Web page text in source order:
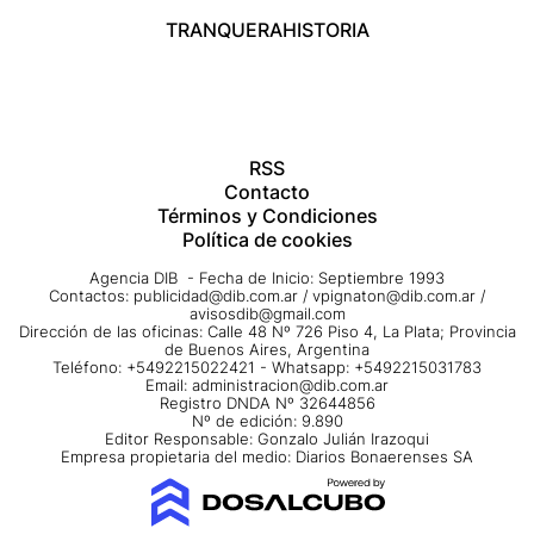
TRANQUERAHISTORIA
RSS
Contacto
Términos y Condiciones
Política de cookies
Agencia DIB - Fecha de Inicio: Septiembre 1993
Contactos: publicidad@dib.com.ar / vpignaton@dib.com.ar /
avisosdib@gmail.com
Dirección de las oficinas: Calle 48 Nº 726 Piso 4, La Plata; Provincia
de Buenos Aires, Argentina
Teléfono: +5492215022421 - Whatsapp: +5492215031783
Email: administracion@dib.com.ar
Registro DNDA Nº 32644856
Nº de edición: 9.890
Editor Responsable: Gonzalo Julián Irazoqui
Empresa propietaria del medio: Diarios Bonaerenses SA